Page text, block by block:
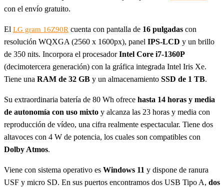
con el envío gratuito.
El LG gram 16Z90R cuenta con pantalla de 16 pulgadas con
resolución WQXGA (2560 x 1600px), panel IPS-LCD y un brillo
de 350 nits. Incorpora el procesadorIntel Core i7-1360P
(decimotercera generación) con la gráfica integrada Intel Iris Xe.
Tiene una RAM de 32 GB y un almacenamiento SSD de 1 TB.
Su extraordinaria batería de 80 Wh ofrece hasta 14 horas y media
de autonomía con uso mixto y alcanza las 23 horas y media con
reproducción de vídeo, una cifra realmente espectacular. Tiene dos
altavoces con 4 W de potencia, los cuales son compatibles con
Dolby Atmos.
Viene con sistema operativo es Windows 11 y dispone de ranura
USF y micro SD. En sus puertos encontramos dos USB Tipo A, dos